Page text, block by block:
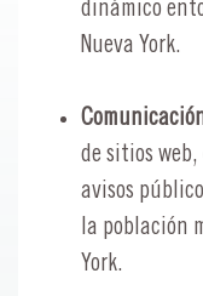
dinámico
Nueva York.
de sitios
avisos
la población
York.